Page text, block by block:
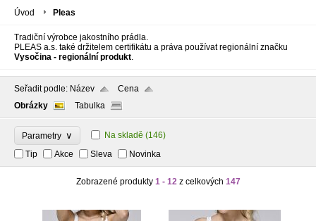
Úvod Pleas
Tradiční výrobce jakostního prádla.
PLEAS a.s. také držitelem certifikátu a práva používat regionální značku
Vysočina - regionální produkt.
Seřadit podle: Název
Cena
Obrázky
Tabulka
Parametry ∨ Na skladě (146)
Tip
Akce Sleva Novinka
Zobrazené produkty 1 - 12z celkových 147